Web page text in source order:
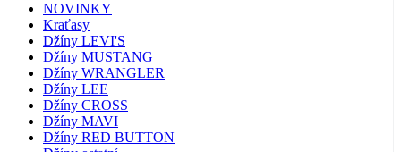
NOVINKY
Kraťasy
Džíny LEVI'S
Džíny MUSTANG
Džíny WRANGLER
Džíny LEE
Džíny CROSS
Džíny MAVI
Džíny RED BUTTON